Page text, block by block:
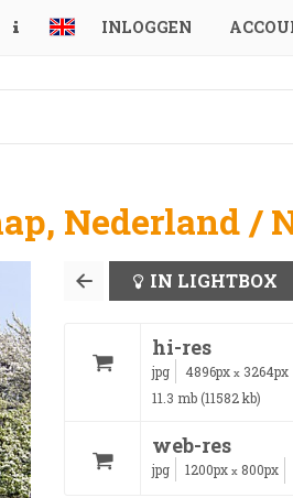
INLOGGEN
Nederland /
IN LIGHTBOX
hi-res
jpg 4896px x 3264px
11.3 mb (11582 kb)
web-res
jpg 1200px x 800px